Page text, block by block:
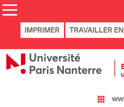
IMPRIMER TRAVAILLER